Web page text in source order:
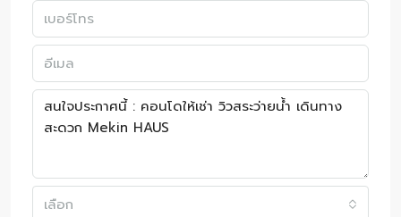
เลือก